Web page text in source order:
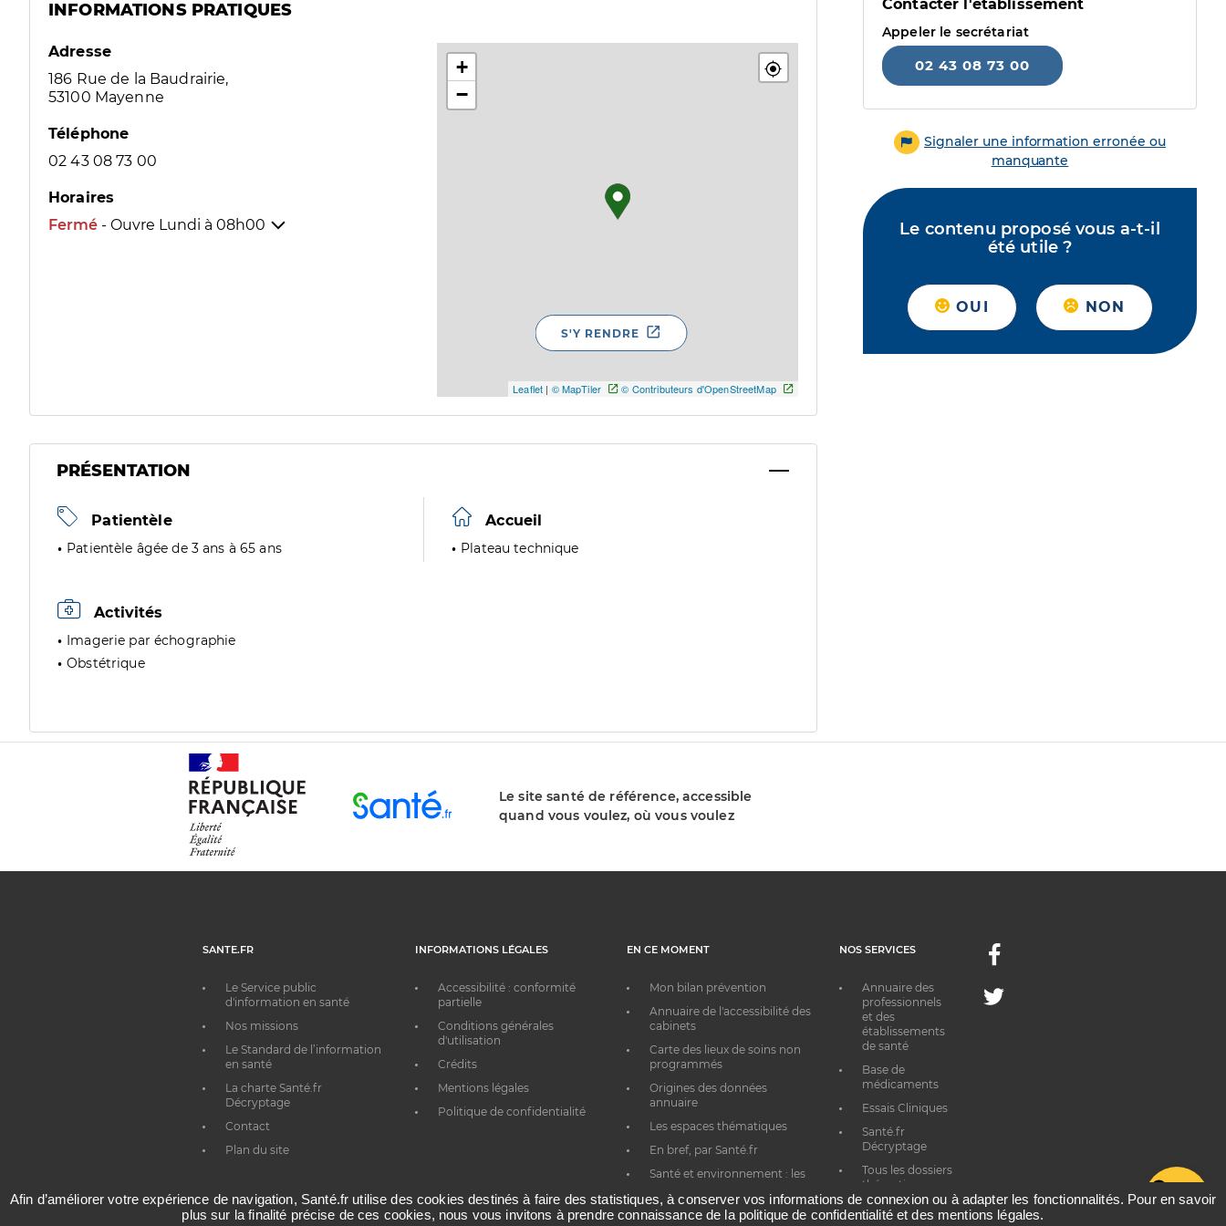
INFORMATIONS PRATIQUES
Adresse
186 Rue de la Baudrairie,
53100 Mayenne
Téléphone
02 43 08 73 00
Horaires
Fermé - Ouvre Lundi à 08h00
+
−
Leaflet | © MapTiler © Contributeurs d'OpenStreetMap
S'Y RENDRE
PRÉSENTATION
Patientèle
Patientèle âgée de 3 ans à 65 ans
Accueil
Plateau technique
Activités
Imagerie par échographie
Obstétrique
Contacter l'établissement
Appeler le secrétariat
02 43 08 73 00
Signaler une information erronée ou
manquante
Le contenu proposé vous a-t-il
été utile ?
OUI NON
Le site santé de référence, accessible
quand vous voulez, où vous voulez
SANTE.FR
Le Service public
d'information en santé
Nos missions
Le Standard de l’information
en santé
La charte Santé.fr
Décryptage
Contact
Plan du site
INFORMATIONS LÉGALES
Accessibilité : conformité
partielle
Conditions générales
d'utilisation
Crédits
Mentions légales
Politique de confidentialité
EN CE MOMENT
Mon bilan prévention
Annuaire de l'accessibilité des
cabinets
Carte des lieux de soins non
programmés
Origines des données
annuaire
Les espaces thématiques
En bref, par Santé.fr
Santé et environnement : les
NOS SERVICES
Annuaire des
professionnels
et des
établissements
de santé
Base de
médicaments
Essais Cliniques
Santé.fr
Décryptage
Tous les dossiers
thématiques
Facebook
Twitter
Afin d’améliorer votre expérience de navigation, Santé.fr utilise des cookies destinés à faire des statistiques, à conserver vos informations de connexion ou à adapter les fonctionnalités. Pour en savoir
plus sur la finalité précise de ces cookies, nous vous invitons à prendre connaissance de la politique de confidentialité et des mentions légales.